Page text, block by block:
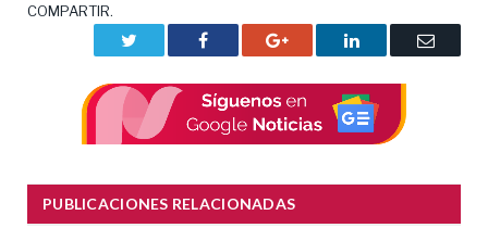
COMPARTIR.
Facebook Google+ LinkedIn
Correo
PUBLICACIONES RELACIONADAS